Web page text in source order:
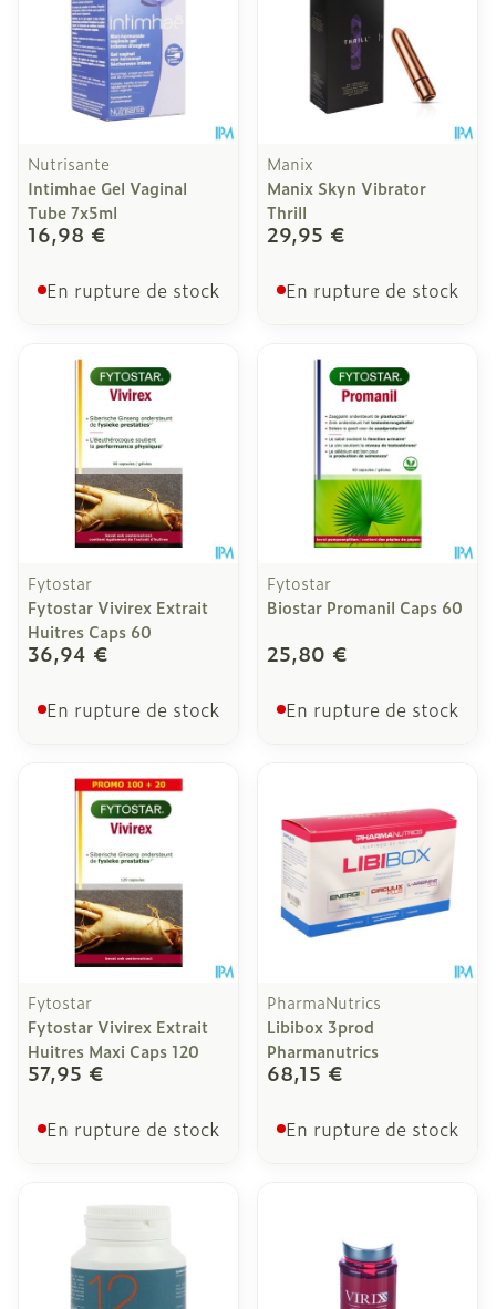
Nutrisante
Intimhae Gel Vaginal
Tube 7x5ml
16,98 €
En rupture de stock
Manix
Manix Skyn Vibrator
Thrill
29,95 €
En rupture de stock
Fytostar
Fytostar Vivirex Extrait
Huitres Caps 60
36,94 €
En rupture de stock
Fytostar
Biostar Promanil Caps 60
25,80 €
En rupture de stock
Fytostar
Fytostar Vivirex Extrait
Huitres Maxi Caps 120
57,95 €
En rupture de stock
PharmaNutrics
Libibox 3prod
Pharmanutrics
68,15 €
En rupture de stock